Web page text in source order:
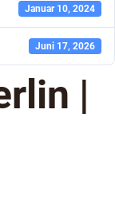
Januar 10, 2024
Juni 17, 2026
|